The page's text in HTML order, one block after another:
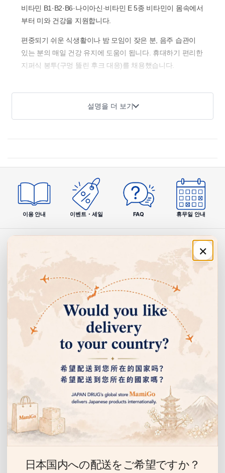
비타민 B1·B2·B6·나이아신·비타민 E 5종 비타민이 몸속에서
부터 미와 건강을 지원합니다.
편중되기 쉬운 식생활이나 밤 모임이 잦은 분, 음주 습관이
있는 분의 매일 건강 유지에 도움이 됩니다. 휴대하기 편리한
지퍼식 봉투(구멍 뚫린 후크 대응)를 채용했습니다.
4알당 300mg의 간 가수분해물(간 엑기스)을 배합했습니다. 돼
지의 건강한 간에서 추출한 엑기스를 사용하고 있습니다.
시노지호산 야마토 시지미 엑기스
시마네현 시노지호산 야마토 시지미 엑기스 분말을 배합했습니
다. 금의 시지미 시리즈의 고집 국산 소재입니다.
🌾
율무 & 콘실크 엑기스
미용 소재로 인기 있는 율무 엑기스와 옥수수 수염 유래 콘실크
엑기스를 W로 배합했습니다.
💊
설명을 더 보기
이용 안내 이벤트・세일 FAQ 휴무일 안내
×
日本国内への配送をご希望ですか？
주문·이용 안내
쇼핑 안내
고객센터
선물, 할인 이벤트 등을 누구보다 먼저 알려드립니다.
이
일